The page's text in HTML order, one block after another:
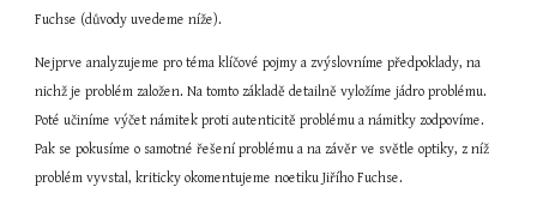
Fuchse (důvody uvedeme níže).
Nejprve analyzujeme pro téma klíčové pojmy a zvýslovníme předpoklady, na
nichž je problém založen. Na tomto základě detailně vyložíme jádro problému.
Poté učiníme výčet námitek proti autenticitě problému a námitky zodpovíme.
Pak se pokusíme o samotné řešení problému a na závěr ve světle optiky, z níž
problém vyvstal, kriticky okomentujeme noetiku Jiřího Fuchse.